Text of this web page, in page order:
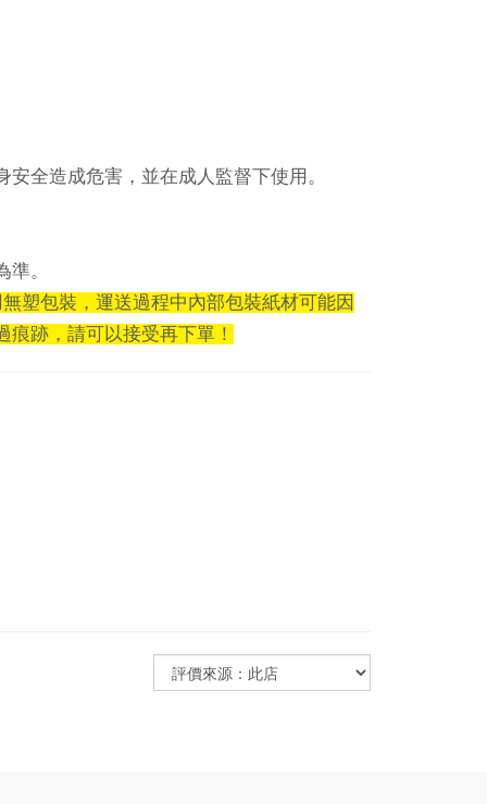
全造成危害，並在成人監督下使用。
。
塑包裝，運送過程中內部包裝紙材可能因
跡，請可以接受再下單！